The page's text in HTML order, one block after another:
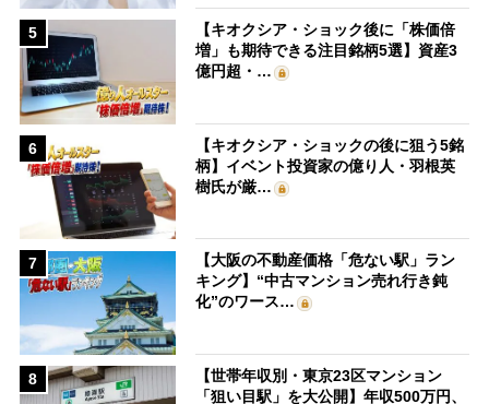
5
【キオクシア・ショック後に「株価倍
増」も期待できる注目銘柄5選】資産3
億円超・…
6
【キオクシア・ショックの後に狙う5銘
柄】イベント投資家の億り人・羽根英
樹氏が厳…
7
【大阪の不動産価格「危ない駅」ラン
キング】“中古マンション売れ行き鈍
化”のワース…
8
【世帯年収別・東京23区マンション
「狙い目駅」を大公開】年収500万円、